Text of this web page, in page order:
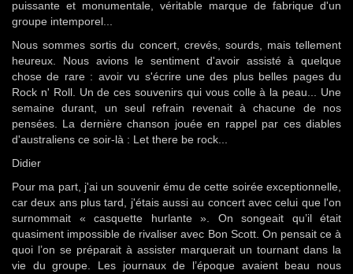
puissante et monumentale, véritable marque de fabrique d'un
groupe intemporel...
Nous sommes sortis du concert, crevés, sourds, mais tellement
heureux. Nous avions le sentiment d'avoir assisté à quelque
chose de rare : avoir vu s'écrire une des plus belles pages du
Rock n' Roll. Un de ces souvenirs qui vous colle à la peau... Une
semaine durant, un seul refrain revenait à chacune de nos
pensées. La dernière chanson jouée en rappel par ces diables
d'australiens ce soir-là : Let there be rock...
Didier
Pour ma part, j'ai un souvenir ému de cette soirée exceptionnelle,
car deux ans plus tard, j'étais aussi au concert avec celui que l'on
surnommait « casquette hurlante ». On songeait qu’il était
quasiment impossible de rivaliser avec Bon Scott. On pensait ce à
quoi l’on se préparait à assister marquerait un tournant dans la
vie du groupe. Les journaux de l’époque avaient beau nous